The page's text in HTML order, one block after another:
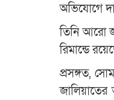
অভিযোগে
তিনি আরো
রিমান্ডে
প্রসঙ্গত,
জালিয়াতের